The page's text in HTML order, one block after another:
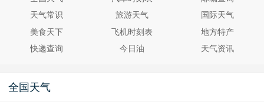
天气常识
旅游天气
国际天气
美食天下
飞机时刻表
地方特产
快递查询
今日油 天气资讯
全国天气